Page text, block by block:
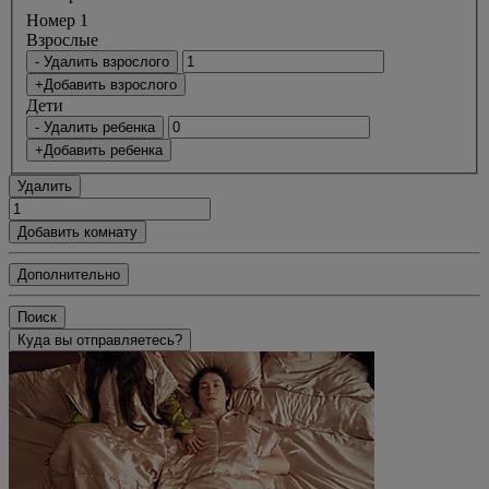
Номер 1
Bзрослые
- Удалить взрослого
+Добавить взрослого
Дети
- Удалить ребенка
+Добавить ребенка
Удалить
Добавить комнату
Дополнительно
Поиск
Куда вы отправляетесь?